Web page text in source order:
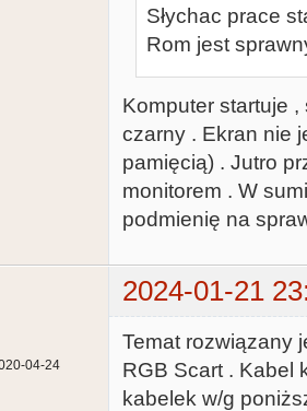
Słychac prace
Rom jest
Komputer startuje ,
czarny . Ekran nie
pamięcią) . Jutro
monitorem . W
podmienię na
2024-01-21
04-24
Temat rozwiązany
RGB Scart . Kabel
kabelek w/g